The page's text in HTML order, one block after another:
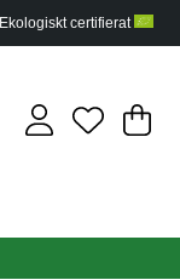
Ekologiskt certifierat
.